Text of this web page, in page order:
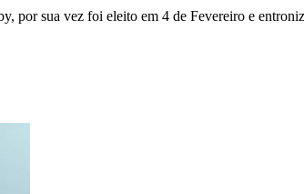
por sua vez foi eleito em 4 de Fevereiro e